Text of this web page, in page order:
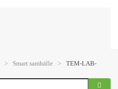
Smart samhälle
TEM-LAB-